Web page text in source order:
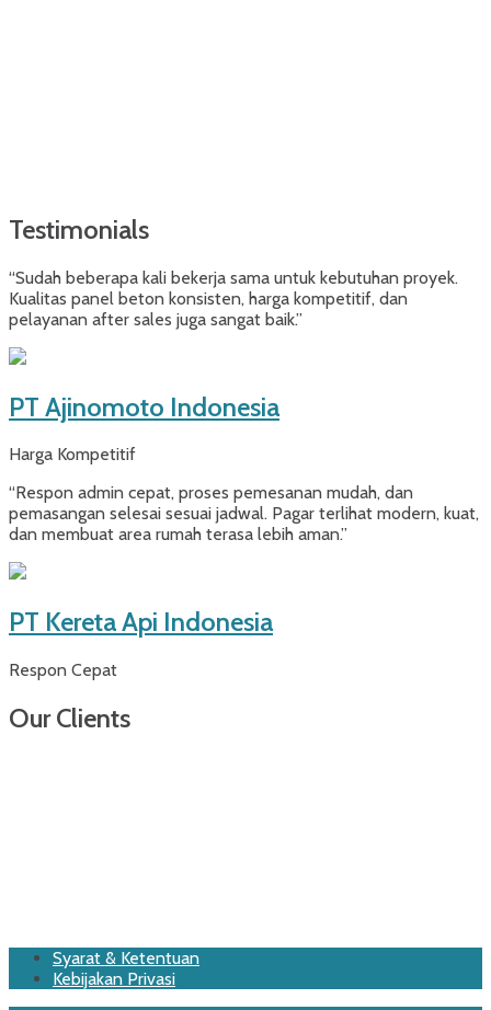
Testimonials
“Sudah beberapa kali bekerja sama untuk kebutuhan proyek.
Kualitas panel beton konsisten, harga kompetitif, dan
pelayanan after sales juga sangat baik.”
PT Ajinomoto Indonesia
Harga Kompetitif
“Respon admin cepat, proses pemesanan mudah, dan
pemasangan selesai sesuai jadwal. Pagar terlihat modern, kuat,
dan membuat area rumah terasa lebih aman.”
PT Kereta Api Indonesia
Respon Cepat
Our Clients
Footer
Menu
Skip
Syarat & Ketentuan
Kebijakan Privasi